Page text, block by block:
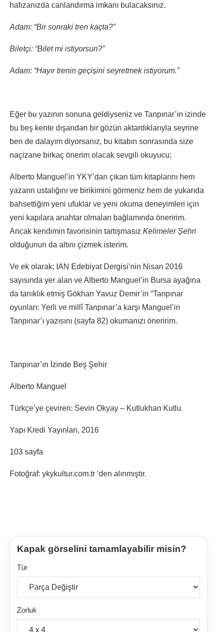
hafızanızda canlandırma imkanı bulacaksınız.
Adam: “Bir sonraki tren kaçta?”
Biletçi: “Bilet mi istiyorsun?”
Adam: “Hayır trenin geçişini seyretmek istiyorum.”
Eğer bu yazının sonuna geldiyseniz ve Tanpınar’ın izinde
bu beş kente dışarıdan bir gözün aktardıklarıyla seyrine
ben de dalayım diyorsanız, bu kitabın sonrasında size
naçizane birkaç önerim olacak sevgili okuyucu;
Alberto Manguel’in YKY’dan çıkan tüm kitaplarını hem
yazarın ustalığını ve birikimini görmeniz hem de yukarıda
bahsettiğim yeni ufuklar ve yeni okuma deneyimleri için
yeni kapılara anahtar olmaları bağlamında öneririm.
Ancak kendimin favorisinin tartışmasız Kelimeler Şehri
olduğunun da altını çizmek isterim.
Ve ek olarak; IAN Edebiyat Dergisi’nin Nisan 2016
sayısında yer alan ve Alberto Manguel’in Bursa ayağına
da tanıklık etmiş Gökhan Yavuz Demir’in “Tanpınar
oyunları: Yerli ve millî Tanpınar’a karşı Manguel’in
Tanpınar’ı yazısını (sayfa 82) okumanızı öneririm.
Tanpınar’ın İzinde Beş Şehir
Alberto Manguel
Türkçe’ye çeviren: Sevin Okyay – Kutlukhan Kutlu
Yapı Kredi Yayınları, 2016
103 sayfa
Fotoğraf: ykykultur.com.tr ‘den alınmıştır.
Kapak görselini tamamlayabilir misin?
Tür
Zorluk